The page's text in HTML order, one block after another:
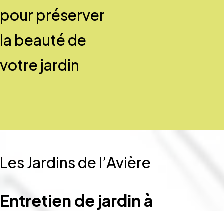
pour préserver
la beauté de
votre jardin
Les Jardins de l’Avière
Entretien de jardin à